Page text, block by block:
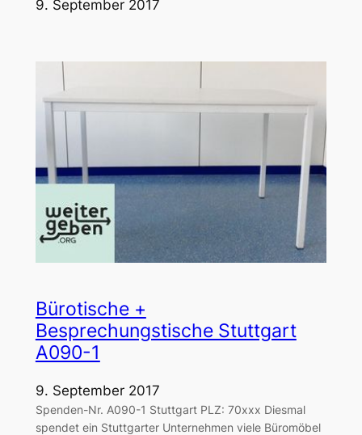
9. September 2017
Bürotische +
Besprechungstische Stuttgart
A090-1
9. September 2017
Spenden-Nr. A090-1 Stuttgart PLZ: 70xxx Diesmal
spendet ein Stuttgarter Unternehmen viele Büromöbel